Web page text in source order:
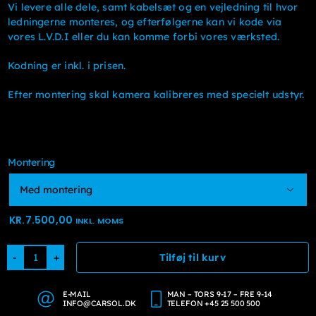
Vi levere alle dele, samt kabelsæt og en vejledning til hvor
ledningerne monteres, og efterfølgerne kan vi kode via
vores L.V.D.I eller du kan komme forbi vores værksted.
Kodning er inkl. i prisen.
Efter montering skal kamera kalibreres med specielt udstyr.
Montering

KR.7.500,00 INKL. MOMS
Bakkamera
Kamiq
antal
Tilføj til kurv
E-MAIL
INFO@CARSOL.DK
MAN – TORS 9-17 – FRE 9-14
TELEFON +45 25 500 500